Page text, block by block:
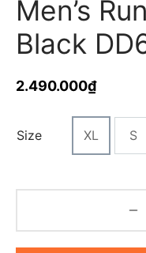
Men’s
Black
2.490.000₫
Size XL S